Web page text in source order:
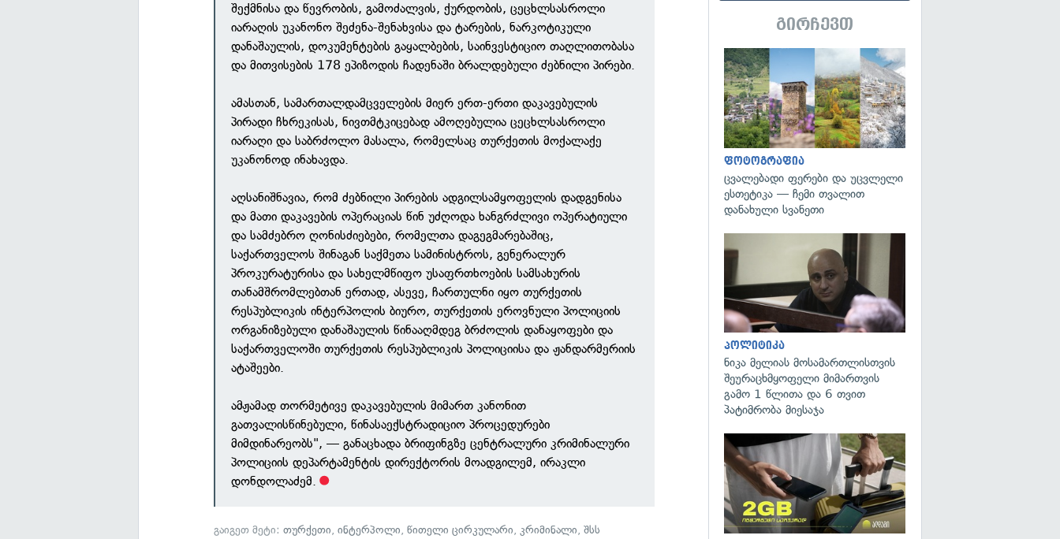
შექმნისა და წევრობის, გამოძალვის, ქურდობის, ცეცხლსასროლი
იარაღის უკანონო შეძენა-შენახვისა და ტარების, ნარკოტიკული
დანაშაულის, დოკუმენტების გაყალბების, საინვესტიციო თაღლითობასა
და მითვისების 178 ეპიზოდის ჩადენაში ბრალდებული ძებნილი პირები.
ამასთან, სამართალდამცველების მიერ ერთ-ერთი დაკავებულის
პირადი ჩხრეკისას, ნივთმტკიცებად ამოღებულია ცეცხლსასროლი
იარაღი და საბრძოლო მასალა, რომელსაც თურქეთის მოქალაქე
უკანონოდ ინახავდა.
აღსანიშნავია, რომ ძებნილი პირების ადგილსამყოფელის დადგენისა
და მათი დაკავების ოპერაციას წინ უძღოდა ხანგრძლივი ოპერატიული
და სამძებრო ღონისძიებები, რომელთა დაგეგმარებაშიც,
საქართველოს შინაგან საქმეთა სამინისტროს, გენერალურ
პროკურატურისა და სახელმწიფო უსაფრთხოების სამსახურის
თანამშრომლებთან ერთად, ასევე, ჩართულნი იყო თურქეთის
რესპუბლიკის ინტერპოლის ბიურო, თურქეთის ეროვნული პოლიციის
ორგანიზებული დანაშაულის წინააღმდეგ ბრძოლის დანაყოფები და
საქართველოში თურქეთის რესპუბლიკის პოლიციისა და ჟანდარმერიის
ატაშეები.
ამჟამად თორმეტივე დაკავებულის მიმართ კანონით
გათვალისწინებული, წინასაექსტრადიციო პროცედურები
მიმდინარეობს", — განაცხადა ბრიფინგზე ცენტრალური კრიმინალური
პოლიციის დეპარტამენტის დირექტორის მოადგილემ, ირაკლი
დონდოლაძემ.
გაიგეთ მეტი:თურქეთი,ინტერპოლი,წითელი ცირკულარი,კრიმინალი,შსს
გირჩევთ
ფოტოგრაფია
ცვალებადი ფერები და უცვლელი
ესთეტიკა — ჩემი თვალით
დანახული სვანეთი
პოლიტიკა
ნიკა მელიას მოსამართლისთვის
შეურაცხმყოფელი მიმართვის
გამო 1 წლითა და 6 თვით
პატიმრობა მიესაჯა